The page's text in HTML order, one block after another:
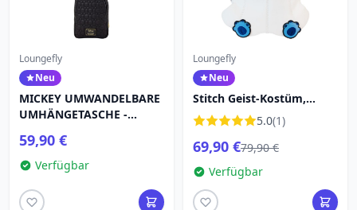
Loungefly
Neu
MICKEY UMWANDELBARE
UMHÄNGETASCHE -
59,90 €
Verfügbar
Loungefly
Neu
Stitch Geist-Kostüm,
leuchtender Mini-
Rucksack - DISNEY
LOUNGEFLY
5.0(1)
69,90 €79,90 €
Verfügbar